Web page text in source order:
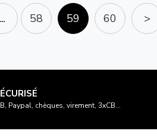
... 58 59 60 >
Paypal, chèques, virement, 3xCB...